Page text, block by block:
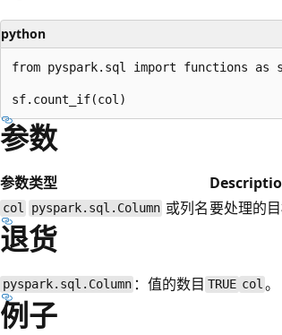
python
from pyspark.sql import functions as
参数
参数类型
col pyspark.sql.Column 或列名要处理的目
退货
pyspark.sql.Column ：值的数目TRUE col 。
例子